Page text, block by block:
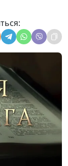
доктор
доктор
доктор
доктор